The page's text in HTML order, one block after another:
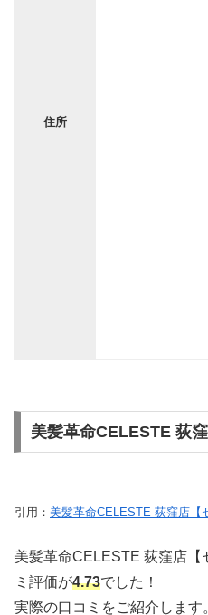
住所
美髪革命CELESTE 荻窪
引用： 美髪革命CELESTE 荻窪店【
美髪革命CELESTE 荻窪店【
ミ評価が4.73でした！
実際の口コミをご紹介します